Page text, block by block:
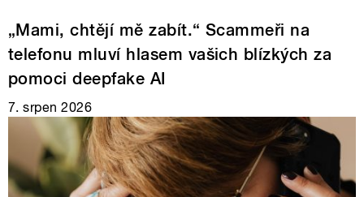
„Mami, chtějí mě zabít.“ Scammeři na
telefonu mluví hlasem vašich blízkých za
pomoci deepfake AI
7. srpen 2026